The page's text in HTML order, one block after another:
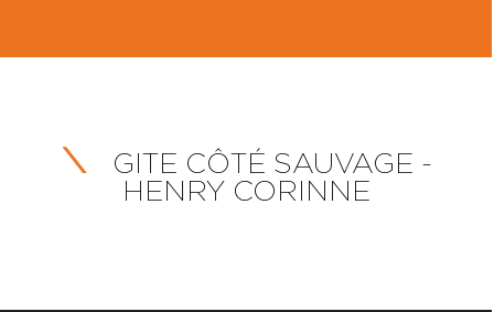
GITE CÔTÉ SAUVAGE -
HENRY CORINNE